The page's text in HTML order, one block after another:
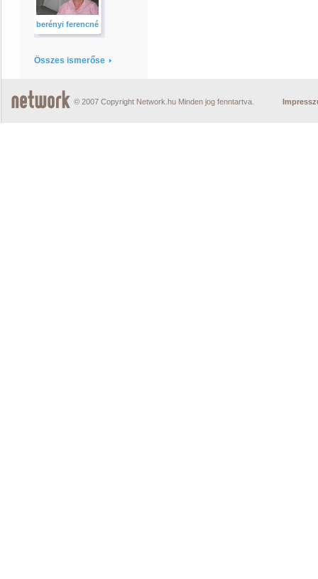
berényi ferencné
Összes ismerőse
© 2007 Copyright Network.hu Minden jog fenntartva.